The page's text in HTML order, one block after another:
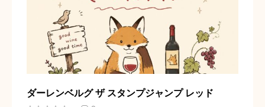
ダーレンベルグ ザ スタンプジャンプ レッド